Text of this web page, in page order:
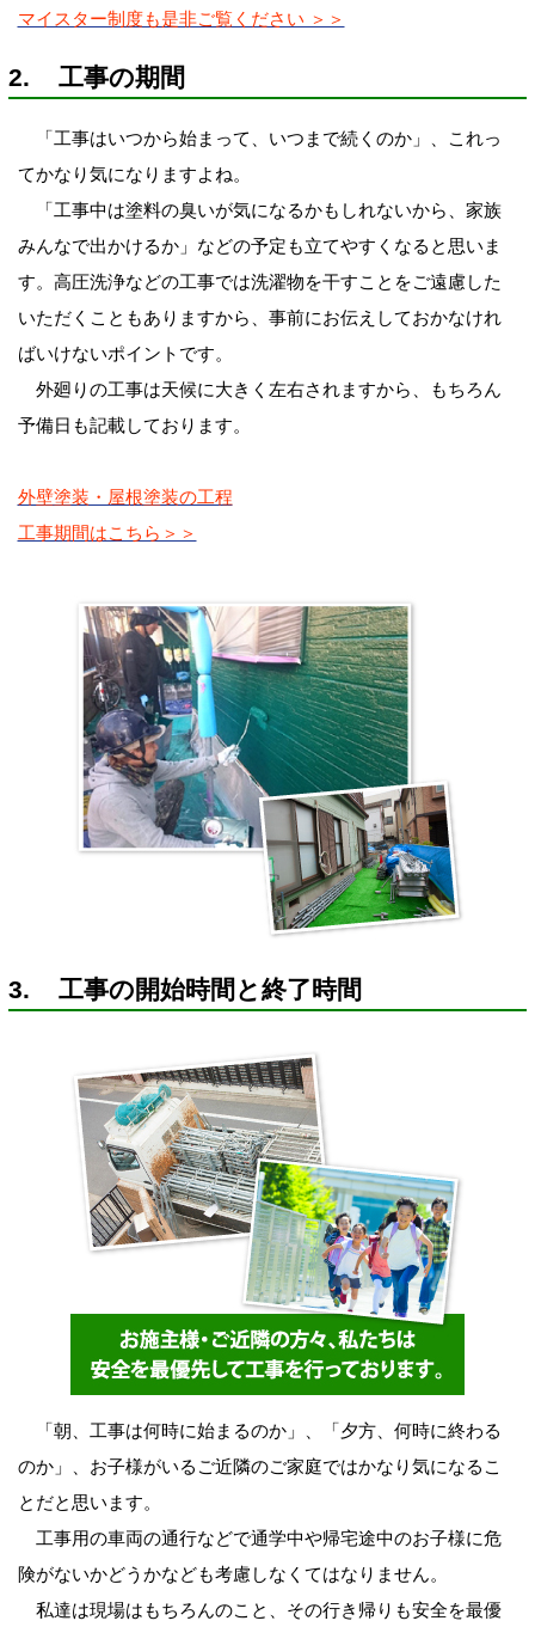
マイスター制度も是非ご覧ください ＞＞
2. 工事の期間
「工事はいつから始まって、いつまで続くのか」、これっ
てかなり気になりますよね。
「工事中は塗料の臭いが気になるかもしれないから、家族
みんなで出かけるか」などの予定も立てやすくなると思いま
す。高圧洗浄などの工事では洗濯物を干すことをご遠慮した
いただくこともありますから、事前にお伝えしておかなけれ
ばいけないポイントです。
外廻りの工事は天候に大きく左右されますから、もちろん
予備日も記載しております。
外壁塗装・屋根塗装の工程
工事期間はこちら＞＞
3. 工事の開始時間と終了時間
「朝、工事は何時に始まるのか」、「夕方、何時に終わる
のか」、お子様がいるご近隣のご家庭ではかなり気になるこ
とだと思います。
工事用の車両の通行などで通学中や帰宅途中のお子様に危
険がないかどうかなども考慮しなくてはなりません。
私達は現場はもちろんのこと、その行き帰りも安全を最優